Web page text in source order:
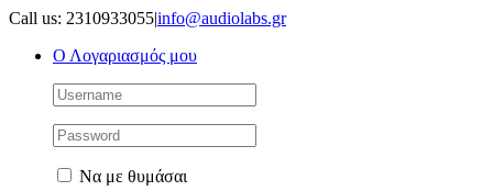
Μετάβαση
περιεχόμενο
Call us: 2310933055|info@audiolabs.gr
Ο Λογαριασμός μου
Να με θυμάσαι